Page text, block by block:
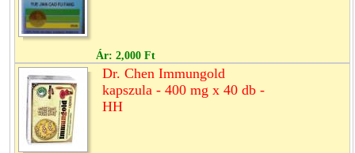
Ár: 2,000 Ft
Dr. Chen Immungold
kapszula - 400 mg x 40 db -
HH